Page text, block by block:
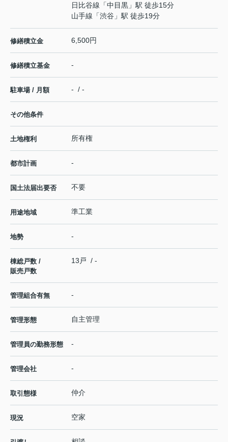
日比谷線 「中目黒 」駅 徒歩15分
山手線 「渋谷 」駅 徒歩19分
修繕積立金 6,500円
修繕積立基金 -
駐車場 / 月額 - / -
その他条件
土地権利 所有権
都市計画 -
国土法届出要否 不要
用途地域 準工業
地勢 -
棟総戸数 /
販売戸数
13戸 / -
管理組合有無 -
管理形態 自主管理
管理員の勤務形態 -
管理会社 -
取引態様 仲介
現況 空家